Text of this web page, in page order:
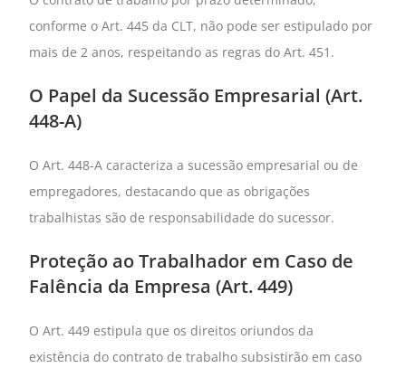
conforme o Art. 445 da CLT, não pode ser estipulado por
mais de 2 anos, respeitando as regras do Art. 451.
O Papel da Sucessão Empresarial (Art.
448-A)
O Art. 448-A caracteriza a sucessão empresarial ou de
empregadores, destacando que as obrigações
trabalhistas são de responsabilidade do sucessor.
Proteção ao Trabalhador em Caso de
Falência da Empresa (Art. 449)
O Art. 449 estipula que os direitos oriundos da
existência do contrato de trabalho subsistirão em caso